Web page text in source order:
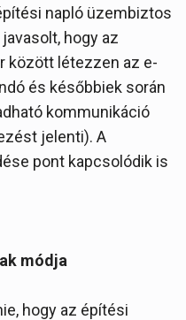
napló üzembiztos
hogy az
között létezzen az e-
és későbbiek során
kommunikáció
jelenti). A
pont kapcsolódik is
módja
hogy az építési